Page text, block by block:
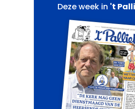
Deze week in 't